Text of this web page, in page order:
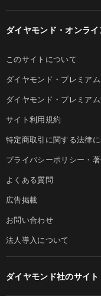
ダイヤモンド・オンラ
このサイトについて
ダイヤモンド・プレミア
ダイヤモンド・プレミア
サイト利用規約
特定商取引に関する法律
プライバシーポリシー・
よくある質問
広告掲載
お問い合わせ
法人導入について
ダイヤモンド社のサイト